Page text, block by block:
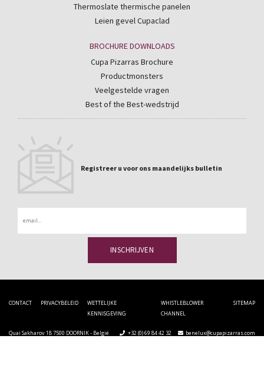
Thermoslate thermische panelen
Leien gevel Cupaclad
BROCHURE DOWNLOADS
Cupa Pizarras Brochure
Productmonsters
Veelgestelde vragen
Best of the Best-wedstrijd
Registreer u voor ons maandelijks bulletin
CONTACT PRIVACYBELEID
WETTELIJKE
KENNISGEVING
WHISTLEBLOWER
CHANNEL
SITEMAP
Quai Sakharov 18 7500 DOORNIK - België +32 (0) 69 84 42 32 benelux@cupapizarras.com